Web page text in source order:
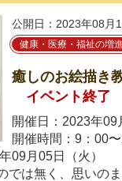
公開日：2023年08月
健康・医療・福祉の増進
癒しのお絵描き
イベント終了
開催日：2023年09
開催時間：9：00
09月05日（火）
では無く、思いの